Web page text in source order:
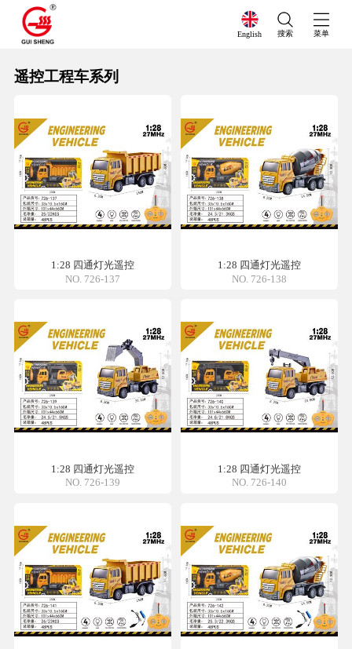
English 搜索 菜单
遥控工程车系列
1:28 四通灯光遥控
NO. 726-137
1:28 四通灯光遥控
NO. 726-138
1:28 四通灯光遥控
NO. 726-139
1:28 四通灯光遥控
NO. 726-140